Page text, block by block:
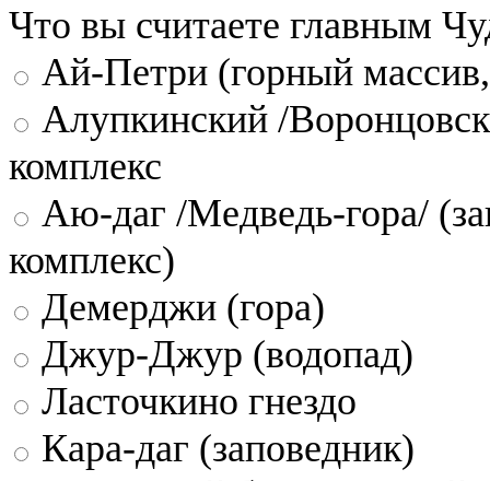
Что вы считаете главным
Ай-Петри (горный
Алупкинский /
комплекс
Аю-даг /Медведь-гора/
комплекс)
Демерджи (гора)
Джур-Джур (водопад)
Ласточкино гнездо
Кара-даг (заповедник)